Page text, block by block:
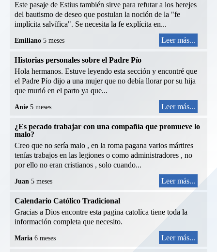
Este pasaje de Estius también sirve para refutar a los herejes
del bautismo de deseo que postulan la noción de la "fe
implícita salvífica". Se necesita la fe explícita en...
Emiliano 5 meses Leer más...
Historias personales sobre el Padre Pío
Hola hermanos. Estuve leyendo esta sección y encontré que
el Padre Pío dijo a una mujer que no debía llorar por su hija
que murió en el parto ya que...
Anie 5 meses Leer más...
¿Es pecado trabajar con una compañía que promueve lo
malo?
Creo que no sería malo , en la roma pagana varios mártires
tenías trabajos en las legiones o como administradores , no
por ello no eran cristianos , solo cuando...
Juan 5 meses Leer más...
Calendario Católico Tradicional
Gracias a Dios encontre esta pagina catolíca tiene toda la
información completa que necesito.
Maria 6 meses Leer más...